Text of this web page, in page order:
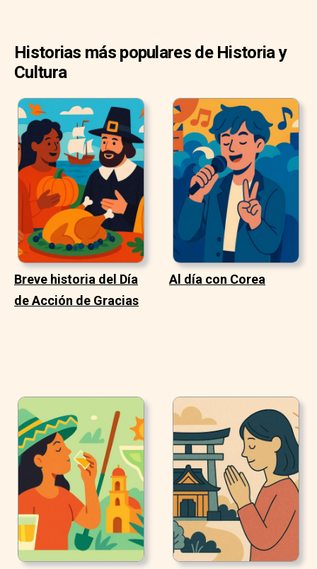
Historias más populares de Historia y
Cultura
Breve historia del Día
de Acción de Gracias
Al día con Corea